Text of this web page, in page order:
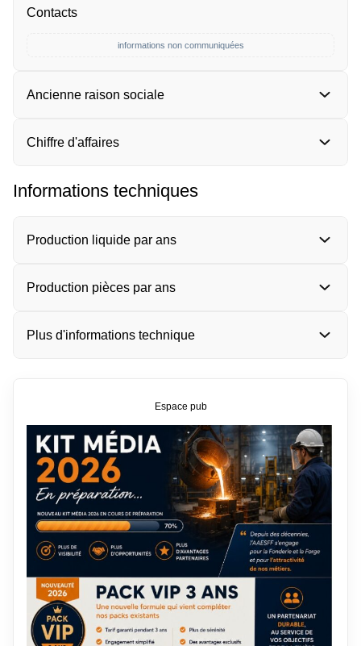
Contacts
informations non communiquées
Ancienne raison sociale
Chiffre d'affaires
Informations techniques
Production liquide par ans
Production pièces par ans
Plus d'informations technique
Espace pub